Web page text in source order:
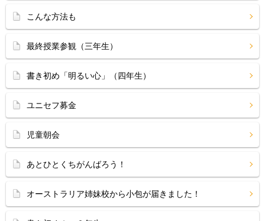
こんな方法も
最終授業参観（三年生）
書き初め「明るい心」（四年生）
ユニセフ募金
児童朝会
あとひとくちがんばろう！
オーストラリア姉妹校から小包が届きました！